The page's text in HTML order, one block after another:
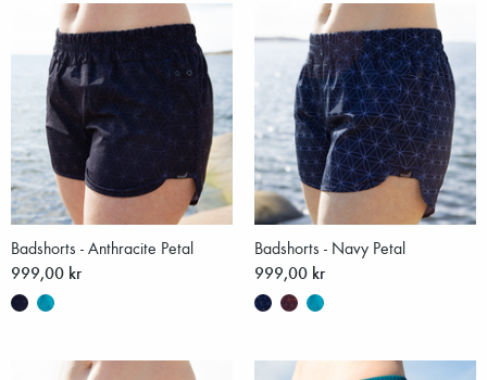
Badshorts - Anthracite Petal
999,00 kr
Badshorts - Navy Petal
999,00 kr